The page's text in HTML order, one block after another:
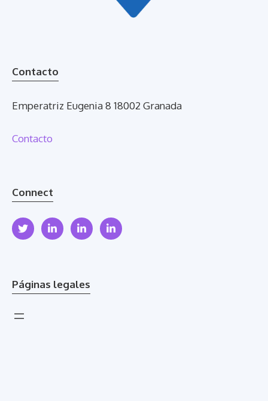
Contacto
Emperatriz Eugenia 8 18002 Granada
Contacto
Connect
Páginas legales